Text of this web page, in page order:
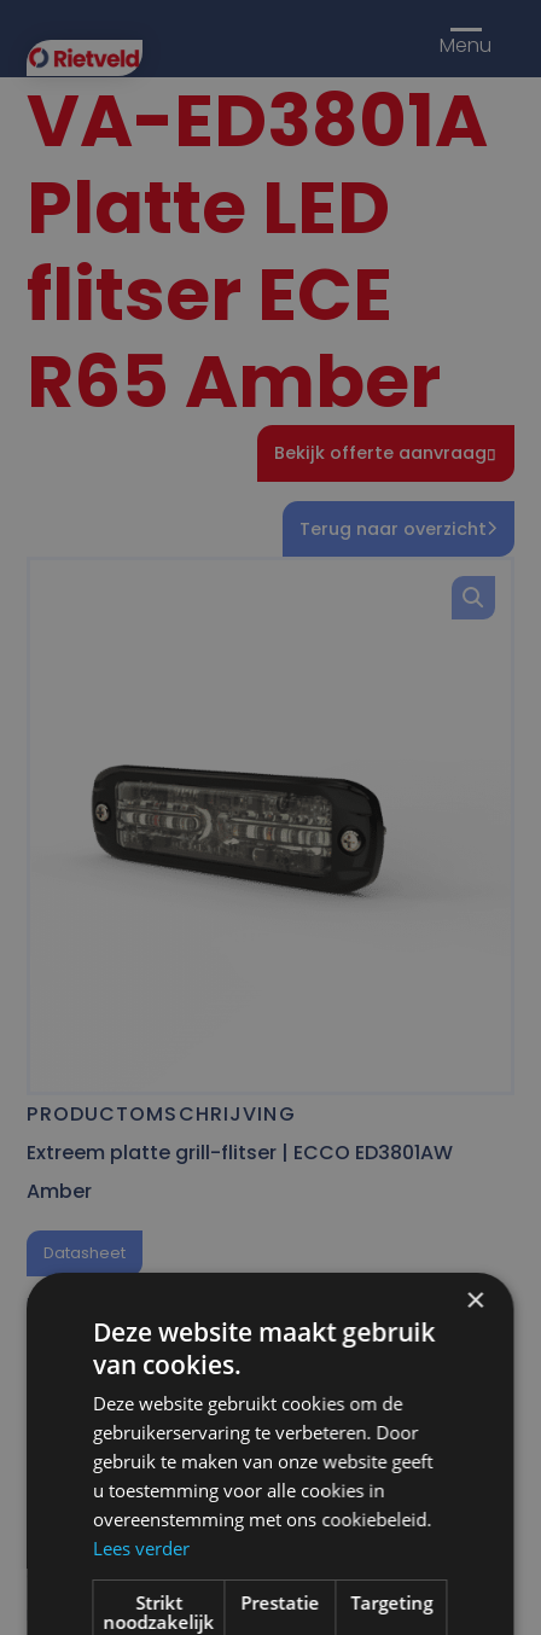
Menu
VA-ED3801A
Platte LED
flitser ECE
R65 Amber
Bekijk offerte aanvraag
Terug naar overzicht
PRODUCTOMSCHRIJVING
Extreem platte grill-flitser | ECCO ED3801AW
Amber
Datasheet
De ECCO ED3801 en ED3802 directionele LED’s zijn
heldere en veelzijdige waarschuwingslichten die
geschikt zijn voor een breed scala aan
toepassingen. Hun ultralage profiel maakt ze
eenvoudig te installeren op vrijwel elke plek op een
voertuig, en ze zijn 25% dunner dan eerdere
modellen. Alle modellen bieden brede hoek optica
en meerdere flitspatronen, inclusief synchronisatie
met andere units voor gelijktijdige of alternerende
×
Deze website maakt gebruik
van cookies.
Deze website gebruikt cookies om de
gebruikerservaring te verbeteren. Door
gebruik te maken van onze website geeft
u toestemming voor alle cookies in
overeenstemming met ons cookiebeleid.
Lees verder
Strikt
noodzakelijk
Prestatie Targeting